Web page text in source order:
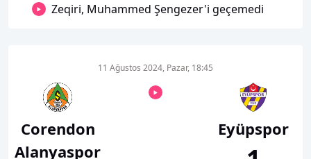
Zeqiri, Muhammed Şengezer'i geçemedi
Corendon
Alanyaspor
11 Ağustos 2024, Pazar, 18:45
Eyüpspor